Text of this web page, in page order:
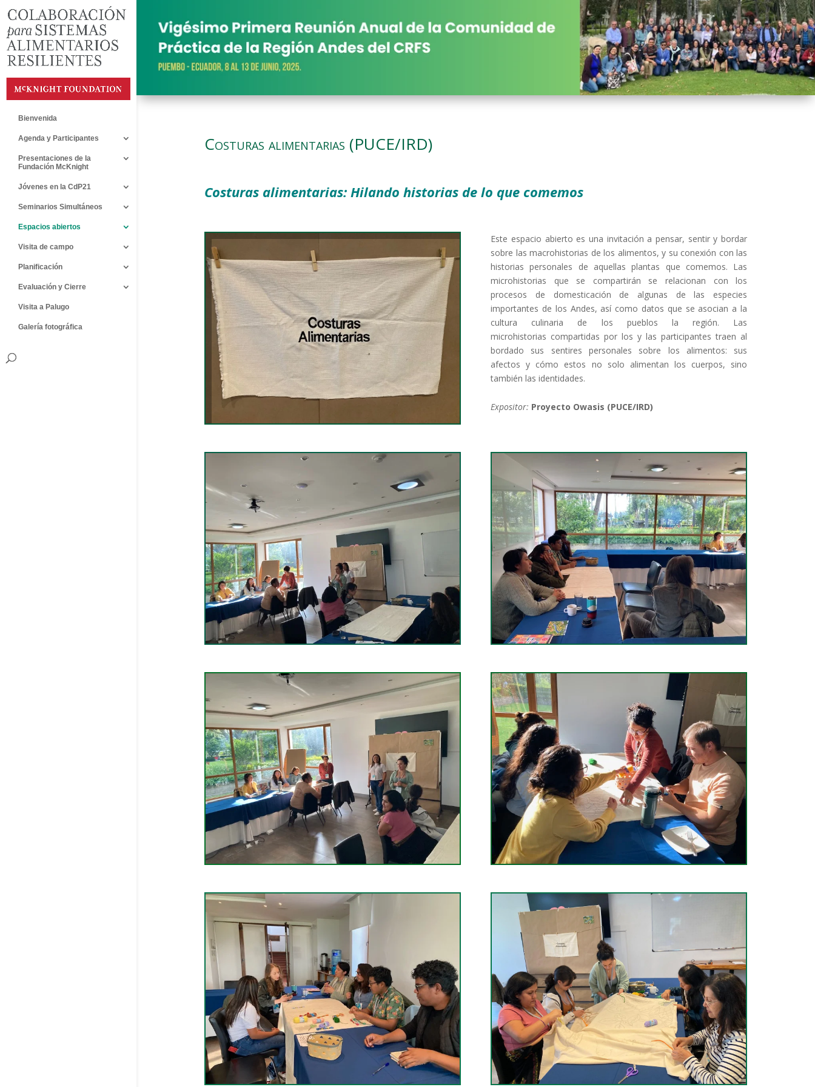
Bienvenida
Agenda y Participantes
Presentaciones de la
Fundación McKnight
Jóvenes en la CdP21
Seminarios Simultáneos
Espacios abiertos
Visita de campo
Planificación
Evaluación y Cierre
Visita a Palugo
Galería fotográfica
Costuras alimentarias (PUCE/IRD)
Costuras alimentarias: Hilando historias de lo que comemos
Este espacio abierto es una invitación a pensar, sentir y bordar
sobre las macrohistorias de los alimentos, y su conexión con las
historias personales de aquellas plantas que comemos. Las
microhistorias que se compartirán se relacionan con los
procesos de domesticación de algunas de las especies
importantes de los Andes, así como datos que se asocian a la
cultura culinaria de los pueblos la región. Las
microhistorias compartidas por los y las participantes traen al
bordado sus sentires personales sobre los alimentos: sus
afectos y cómo estos no solo alimentan los cuerpos, sino
también las identidades.
Expositor: Proyecto Owasis (PUCE/IRD)